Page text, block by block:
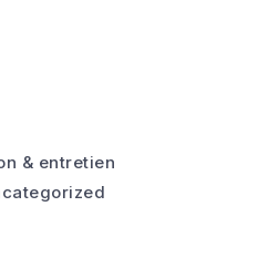
& entretien